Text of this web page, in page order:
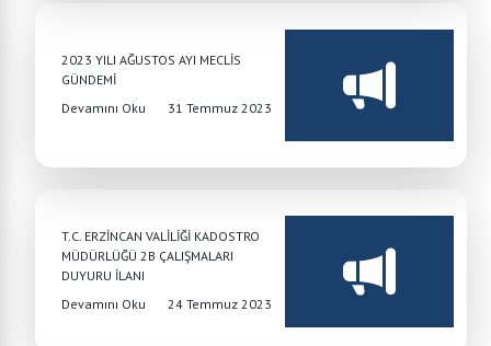
2023 YILI AĞUSTOS AYI MECLİS
GÜNDEMİ
Devamını Oku
31 Temmuz 2023
T.C. ERZİNCAN VALİLİĞİ KADOSTRO
MÜDÜRLÜĞÜ 2B ÇALIŞMALARI
DUYURU İLANI
Devamını Oku
24 Temmuz 2023